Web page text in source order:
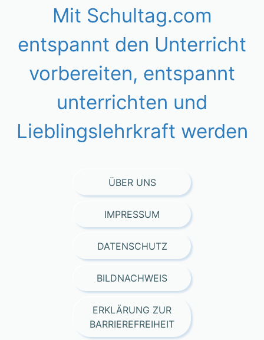
Mit Schultag.com
entspannt den Unterricht
vorbereiten, entspannt
unterrichten und
Lieblingslehrkraft werden
ÜBER UNS
IMPRESSUM
DATENSCHUTZ
BILDNACHWEIS
ERKLÄRUNG ZUR
BARRIEREFREIHEIT